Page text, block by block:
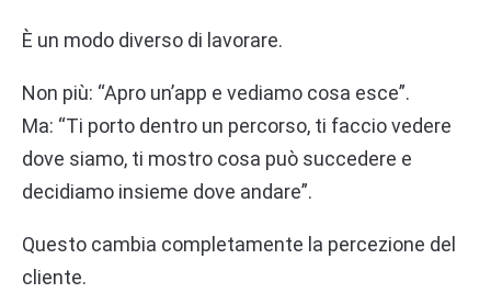
È un modo diverso di lavorare.
Non più: “Apro un’app e vediamo cosa esce”.
Ma: “Ti porto dentro un percorso, ti faccio vedere
dove siamo, ti mostro cosa può succedere e
decidiamo insieme dove andare”.
Questo cambia completamente la percezione del
cliente.